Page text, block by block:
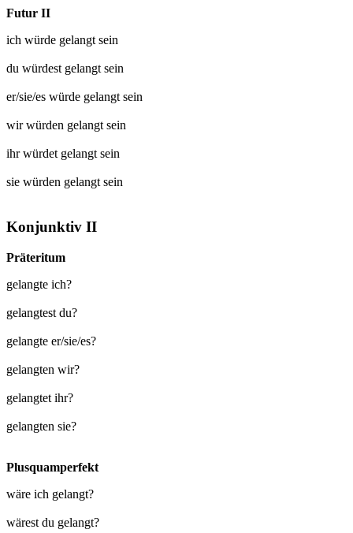
Futur II
ich würde gelangtsein
du würdest gelangtsein
er/sie/es würde gelangtsein
wir würden gelangtsein
ihr würdet gelangtsein
sie würden gelangtsein
Konjunktiv II
Präteritum
gelangte ich?
gelangtest du?
gelangte er/sie/es?
gelangten wir?
gelangtet ihr?
gelangten sie?
Plusquamperfekt
wäre ich gelangt?
wärest du gelangt?